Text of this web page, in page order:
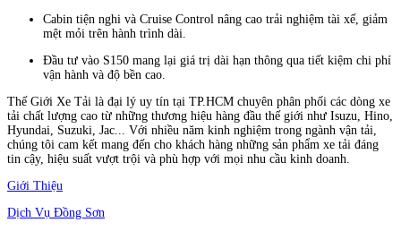
Cabin tiện nghi và Cruise Control nâng cao trải nghiệm tài xế, giảm
mệt mỏi trên hành trình dài.
Đầu tư vào S150 mang lại giá trị dài hạn thông qua tiết kiệm chi phí
vận hành và độ bền cao.
Thế Giới Xe Tải là đại lý uy tín tại TP.HCM chuyên phân phối các dòng xe
tải chất lượng cao từ những thương hiệu hàng đầu thế giới như Isuzu, Hino,
Hyundai, Suzuki, Jac... Với nhiều năm kinh nghiệm trong ngành vận tải,
chúng tôi cam kết mang đến cho khách hàng những sản phẩm xe tải đáng
tin cậy, hiệu suất vượt trội và phù hợp với mọi nhu cầu kinh doanh.
Giới Thiệu
Dịch Vụ Đồng Sơn